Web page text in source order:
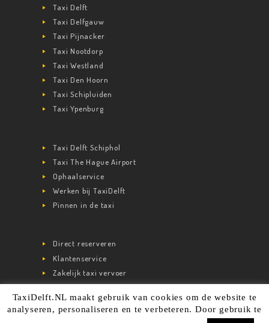
Taxi Delft
Taxi Delfgauw
Taxi Pijnacker
Taxi Nootdorp
Taxi Westland
Taxi Den Hoorn
Taxi Schipluiden
Taxi Ypenburg
Taxi Delft Schiphol
Taxi The Hague Airport
Ophaalservice
Werken bij TaxiDelft
Pinnen in de taxi
Direct reserveren
Klantenservice
Zakelijk taxi vervoer
TaxiDelft.NL maakt gebruik van cookies om de website te
analyseren, personaliseren en te verbeteren. Door gebruik te